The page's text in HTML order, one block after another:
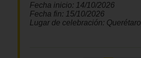
Fecha inicio: 14/10/2026
Fecha fin: 15/10/2026
Lugar de celebración: Querétaro